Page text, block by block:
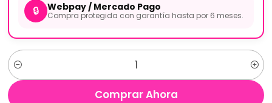
🔒 Webpay / Mercado Pago
Compra protegida con garantía hasta por 6 meses.
Cantidad
Comprar Ahora